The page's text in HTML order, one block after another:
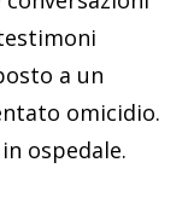
a un
omicidio.
ospedale.